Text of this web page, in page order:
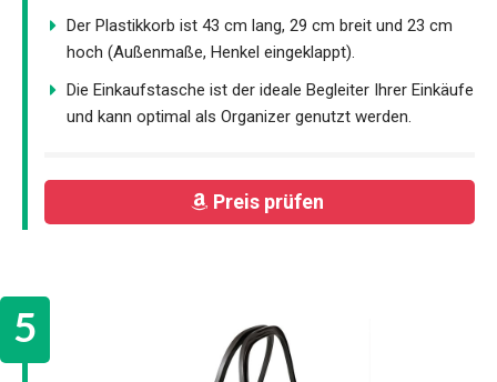
Der Plastikkorb ist 43 cm lang, 29 cm breit und 23 cm
hoch (Außenmaße, Henkel eingeklappt).
Die Einkaufstasche ist der ideale Begleiter Ihrer Einkäufe
und kann optimal als Organizer genutzt werden.
Preis prüfen